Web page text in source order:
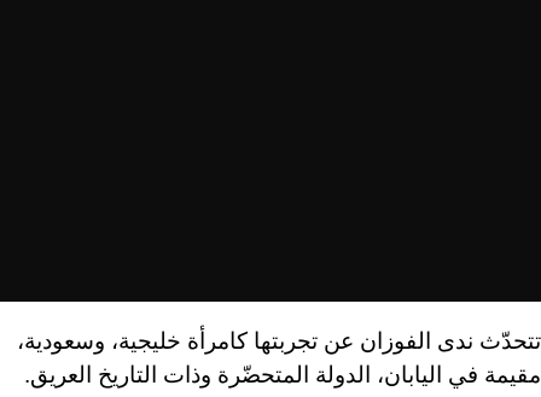
تتحدّث ندى الفوزان عن تجربتها كامرأة خليجية، وسعودية،
مقيمة في اليابان، الدولة المتحضّرة وذات التاريخ العريق.